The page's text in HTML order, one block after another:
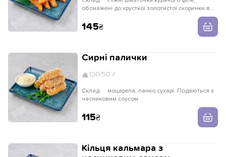
обсмажені до хрусткої золотистої скоринки в
паніруванні панко. Подаються із класичним
томатним соусом кетчуп.
145
Сирні палички
130/50 г
Склад:
часниковим соусом
115
Кільця кальмара з